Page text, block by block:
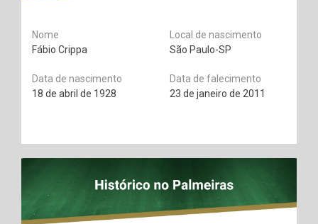
Nome
Fábio Crippa
Data de nascimento
18 de abril de 1928
Local de nascimento
São Paulo-SP
Data de falecimento
23 de janeiro de 2011